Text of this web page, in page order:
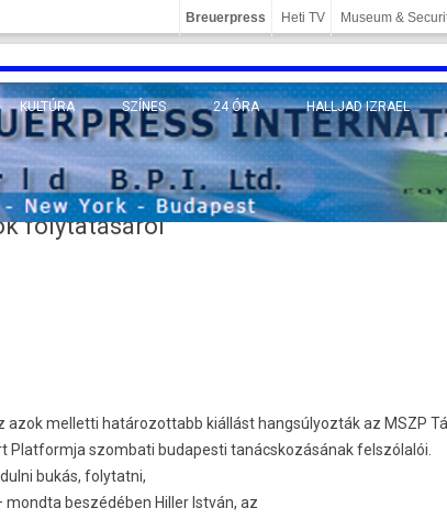
Breuerpress Heti TV Museum &
EURÓPA
KÖZEL-KELET
TÁVOL-KELET
KULTÚRA
TUDOMÁNY
SZÍNES 24 ÓRA HALLJAD IZRAEL
folytatásáról
melletti határozottabb kiállást hangsúlyozták az MSZP
Platformja szombati budapesti tanácskozásának felszólalói.
bukás, folytatni,
mondta beszédében Hiller István, az